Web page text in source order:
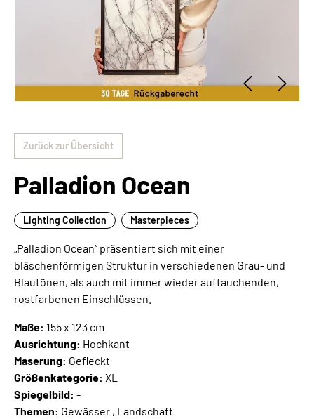
Zurück zur Übersicht
Palladion Ocean
Lighting Collection Masterpieces
„Palladion Ocean“ präsentiert sich mit einer
bläschenförmigen Struktur in verschiedenen Grau- und
Blautönen, als auch mit immer wieder auftauchenden,
rostfarbenen Einschlüssen.
Maße: 155 x 123 cm
Ausrichtung: Hochkant
Maserung: Gefleckt
Größenkategorie: XL
Spiegelbild: -
Themen: Gewässer , Landschaft